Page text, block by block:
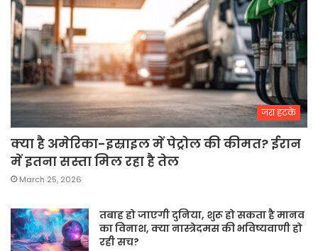
जरा हटके
क्या है अमेरिका-इस्राइल में पेट्रोल की कीमत? ईरान
में इतना सस्ता मिल रहा है तेल
March 25, 2026
तबाह हो जाएगी दुनिया, शुरू हो सकता है मानव
का विनाश, क्या नास्त्रेदमस की भविष्यवाणी हो
रही सच?